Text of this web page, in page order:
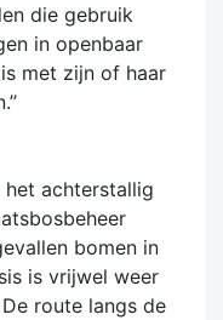
die gebruik
in openbaar
met zijn of haar
het achterstallig
bomen in
is vrijwel weer
De route langs de